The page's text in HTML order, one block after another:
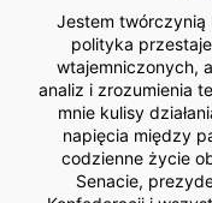
Jestem
polityka
wtajemniczonych,
analiz i zrozumienia
mnie kulisy
napięcia między
codzienne życie
Senacie,